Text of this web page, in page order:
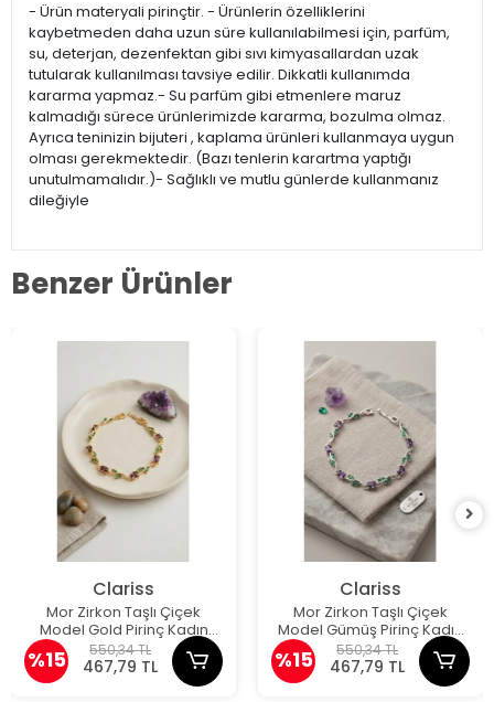
- Ürün materyali pirinçtir. - Ürünlerin özelliklerini
kaybetmeden daha uzun süre kullanılabilmesi için, parfüm,
su, deterjan, dezenfektan gibi sıvı kimyasallardan uzak
tutularak kullanılması tavsiye edilir. Dikkatli kullanımda
kararma yapmaz.- Su parfüm gibi etmenlere maruz
kalmadığı sürece ürünlerimizde kararma, bozulma olmaz.
Ayrıca teninizin bijuteri , kaplama ürünleri kullanmaya uygun
olması gerekmektedir. (Bazı tenlerin karartma yaptığı
unutulmamalıdır.)- Sağlıklı ve mutlu günlerde kullanmanız
dileğiyle
Benzer Ürünler
Clariss
Mor Zirkon Taşlı Çiçek
Model Gold Pirinç Kadın
Bileklik
%15 550,34 TL
467,79 TL
Clariss
Mor Zirkon Taşlı Çiçek
Model Gümüş Pirinç Kadın
Bileklik
%15 550,34 TL
467,79 TL